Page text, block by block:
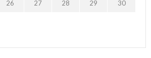
26 27 28 29 30